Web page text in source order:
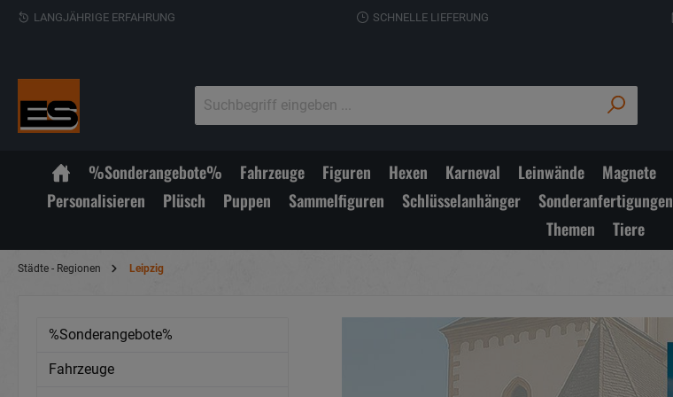
LANGJÄHRIGE ERFAHRUNG SCHNELLE LIEFERUNG
%Sonderangebote% Fahrzeuge Figuren Hexen Karneval Leinwände Magnete
Personalisieren
Plüsch Puppen Sammelfiguren Schlüsselanhänger Sonderanfertigungen
Themen
Tiere
Städte - Regionen Leipzig
%Sonderangebote%
Fahrzeuge